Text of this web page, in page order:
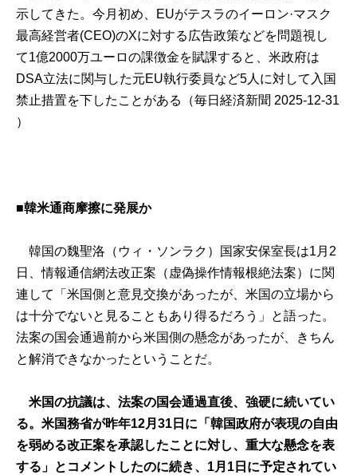
示してきた。今月初め、EUがテスラのイーロン·マスク
最高経営者(CEO)のXに対する広告政策などを問題視し
て1億2000万ユーロの課徴金を賦課すると、米政府は
DSA立法に関与した元EU執行委員など5人に対して入国
禁止措置を下したことがある（毎日経済新聞 2025-12-31
）
■韓米通商摩擦に発展か
韓国の魏聖洛（ウィ・ソンラク）国家安保室長は1月2
日、情報通信網法改正案（虚偽操作情報根絶法案）に関
連して「米国側と意見交換があったが、米国の立場から
は十分でないと見ることもあり得るだろう」と語った。
法案の国会通過前から米国側の懸念があったが、きちん
と解消できなかったということだ。
米国の抗議は、法案の国会通過直後、強硬に続いてい
る。米国務省が昨年12月31日に「韓国政府が表現の自由
を弱める改正案を承認したことに対し、重大な懸念を表
する」とコメントしたのに続き、1月1日に予定されてい